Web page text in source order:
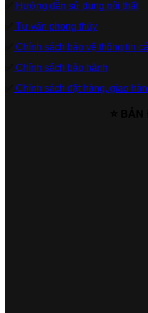
Hướng dẫn sử dụng nội thất
Tư vấn phong thủy
Chính sách bảo vệ thông tin
Chính sách bảo hành
Chính sách đặt hàng, giao